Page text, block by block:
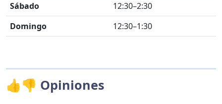
Sábado
12:30–2:30
Domingo
12:30–1:30
👍👎 Opiniones